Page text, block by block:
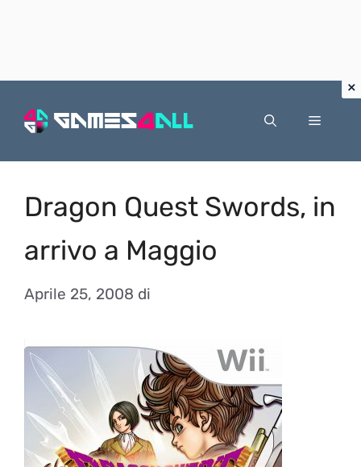
Menu
Dragon Quest Swords, in
arrivo a Maggio
Aprile 25, 2008 di